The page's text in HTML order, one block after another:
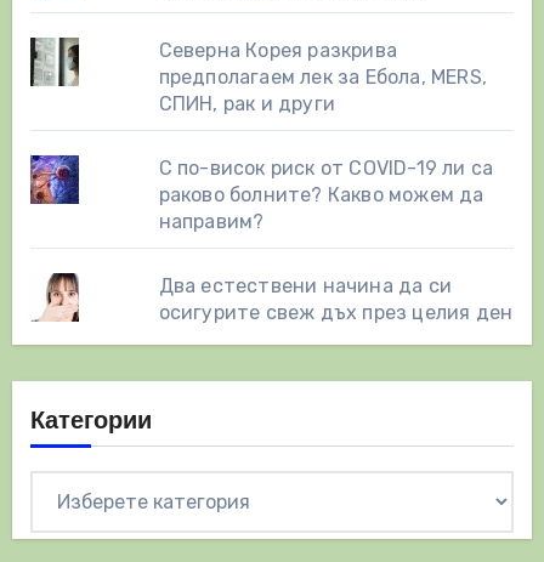
Северна Корея разкрива
предполагаем лек за Ебола, MERS,
СПИН, рак и други
С по-висок риск от COVID-19 ли са
раково болните? Какво можем да
направим?
Два естествени начинa да си
осигурите свеж дъх през целия ден
Категории